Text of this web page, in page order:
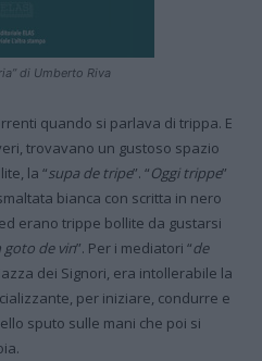
di Umberto Riva
quando si parlava di trippa. E
trovavano un gustoso spazio
la “supa de tripe”. “Oggi trippe”
bianca con scritta in nero
erano trippe bollite da gustarsi
goto de vin”. Per i mediatori “de
dei Signori, era intollerabile la
per iniziare, condurre e
sputo sulle mani che poi si